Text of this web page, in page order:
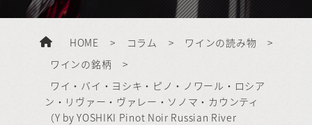
HOME > コラム > ワインの読み物
>
ワインの銘柄
>
ワイ・バイ・ヨシキ・ピノ・ノワール・ロシア
ン・リヴァー・ヴァレー・ソノマ・カウンティ
（Y by YOSHIKI Pinot Noir Russian River